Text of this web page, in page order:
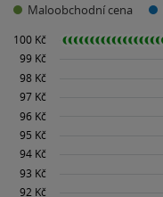
Maloobchodní cena